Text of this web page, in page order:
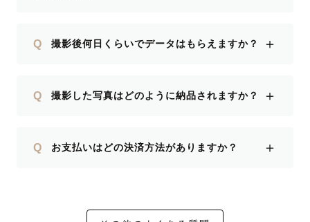
Q 撮影後何日くらいでデータはもらえますか？ ＋
Q 撮影した写真はどのように納品されますか？ ＋
Q お支払いはどの決済方法がありますか？ ＋